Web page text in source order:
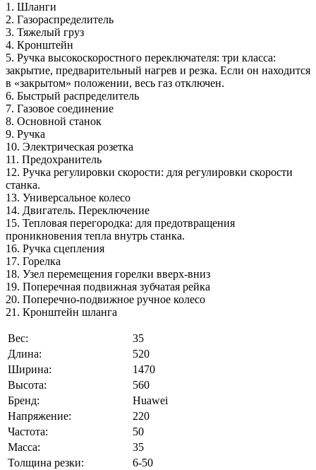
1. Шланги
2. Газораспределитель
3. Тяжелый груз
4. Кронштейн
5. Ручка высокоскоростного переключателя: три класса:
закрытие, предварительный нагрев и резка. Если он находится
в «закрытом» положении, весь газ отключен.
6. Быстрый распределитель
7. Газовое соединение
8. Основной станок
9. Ручка
10. Электрическая розетка
11. Предохранитель
12. Ручка регулировки скорости: для регулировки скорости
станка.
13. Универсальное колесо
14. Двигатель. Переключение
15. Тепловая перегородка: для предотвращения
проникновения тепла внутрь станка.
16. Ручка сцепления
17. Горелка
18. Узел перемещения горелки вверх-вниз
19. Поперечная подвижная зубчатая рейка
20. Поперечно-подвижное ручное колесо
21. Кронштейн шланга
Вес:
35
Длина:
520
Ширина:
1470
Высота:
560
Бренд:
Huawei
Напряжение:
220
Частота:
50
Масса:
35
Толщина резки:
6-50